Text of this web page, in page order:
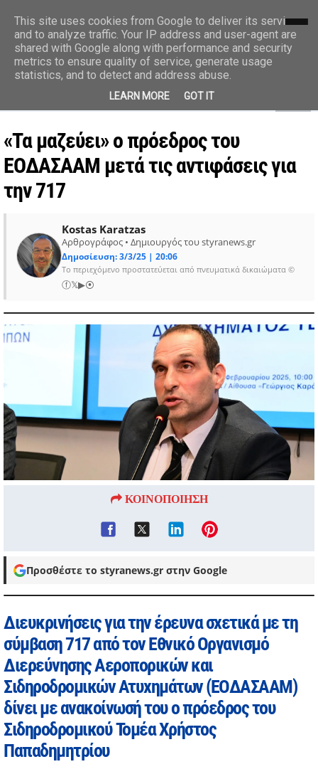
styranews.gr
Ειδήσεις-Γεγονότα-Επικαιρότητα
«Τα μαζεύει» ο πρόεδρος του
ΕΟΔΑΣΑΑΜ μετά τις αντιφάσεις για
την 717
Kostas Karatzas
Αρθρογράφος • Δημιουργός του styranews.gr
Δημοσίευση: 3/3/25 | 20:06
Το περιεχόμενο προστατεύεται από πνευματικά δικαιώματα ©
ⓕ𝕏▶⦿
ΚΟΙΝΟΠΟΙΗΣΗ
Προσθέστε το styranews.gr στην Google
Διευκρινήσεις για την έρευνα σχετικά με τη
σύμβαση 717 από τον Εθνικό Οργανισμό
Διερεύνησης Αεροπορικών και
Σιδηροδρομικών Ατυχημάτων (ΕΟΔΑΣΑΑΜ)
δίνει με ανακοίνωσή του ο πρόεδρος του
Σιδηροδρομικού Τομέα Χρήστος
Παπαδημητρίου
This site uses cookies from Google to deliver its services
and to analyze traffic. Your IP address and user-agent are
shared with Google along with performance and security
metrics to ensure quality of service, generate usage
statistics, and to detect and address abuse.
LEARN MORE GOT IT